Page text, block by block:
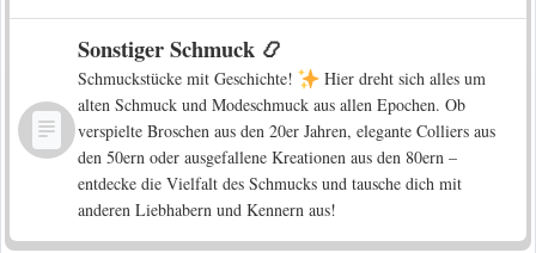
Sonstiger Schmuck 📿
Schmuckstücke mit Geschichte!
Hier dreht sich alles um
alten Schmuck und Modeschmuck aus allen Epochen. Ob
verspielte Broschen aus den 20er Jahren, elegante Colliers aus
den 50ern oder ausgefallene Kreationen aus den 80ern –
entdecke die Vielfalt des Schmucks und tausche dich mit
anderen Liebhabern und Kennern aus!